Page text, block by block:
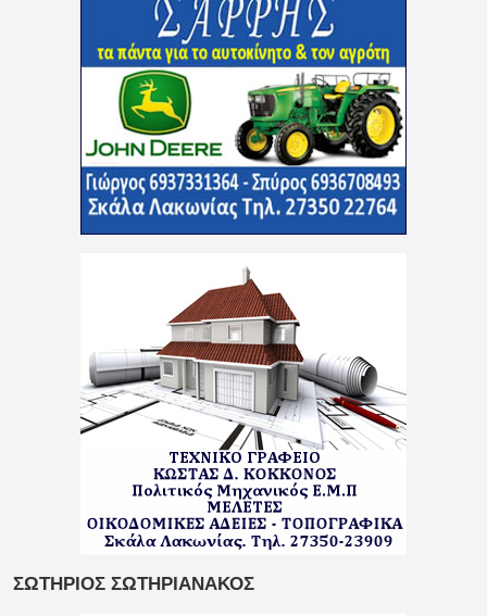
ΣΩΤΗΡΙΟΣ ΣΩΤΗΡΙΑΝΑΚΟΣ